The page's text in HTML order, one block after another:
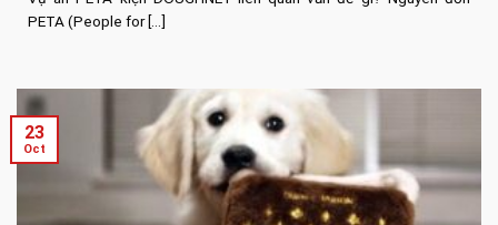
PETA (People for [...]
23
Oct